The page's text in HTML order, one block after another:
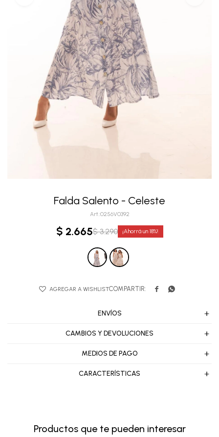
Falda Salento - Celeste
0256V0392
$ 2.665$ 3.290 18
 
ENVÍOS
CAMBIOS Y DEVOLUCIONES
MEDIOS DE PAGO
CARACTERÍSTICAS
Productos que te pueden interesar